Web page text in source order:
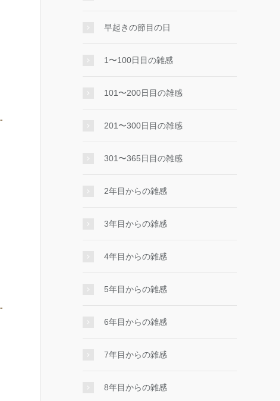
早起きの節目の日
1〜100日目の雑感
101〜200日目の雑感
201〜300日目の雑感
301〜365日目の雑感
2年目からの雑感
3年目からの雑感
4年目からの雑感
5年目からの雑感
6年目からの雑感
7年目からの雑感
8年目からの雑感